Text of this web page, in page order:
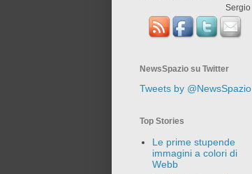
Sergio
NewsSpazio su Twitter
Tweets by @NewsSpazio
Top Stories
Le prime stupende
immagini a colori di
Webb